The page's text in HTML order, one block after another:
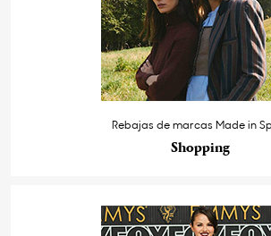
Rebajas de marcas Made in
Shopping